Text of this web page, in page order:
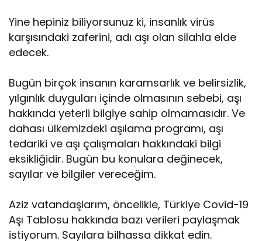
Yine hepiniz biliyorsunuz ki, insanlık virüs
karşısındaki zaferini, adı aşı olan silahla elde
edecek.
Bugün birçok insanın karamsarlık ve belirsizlik,
yılgınlık duyguları içinde olmasının sebebi, aşı
hakkında yeterli bilgiye sahip olmamasıdır. Ve
dahası ülkemizdeki aşılama programı, aşı
tedariki ve aşı çalışmaları hakkındaki bilgi
eksikliğidir. Bugün bu konulara değinecek,
sayılar ve bilgiler vereceğim.
Aziz vatandaşlarım, öncelikle, Türkiye Covid-19
Aşı Tablosu hakkında bazı verileri paylaşmak
istiyorum. Sayılara bilhassa dikkat edin.